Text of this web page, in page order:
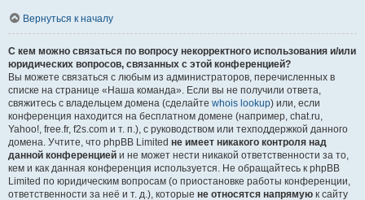
Вернуться к началу
С кем можно связаться по вопросу некорректного использования и/или
юридических вопросов, связанных с этой конференцией?
Вы можете связаться с любым из администраторов, перечисленных в
списке на странице «Наша команда». Если вы не получили ответа,
свяжитесь с владельцем домена (сделайте whois lookup) или, если
конференция находится на бесплатном домене (например, chat.ru,
Yahoo!, free.fr, f2s.com и т. п.), с руководством или техподдержкой данного
домена. Учтите, что phpBB Limited не имеет никакого контроля над
данной конференцией и не может нести никакой ответственности за то,
кем и как данная конференция используется. Не обращайтесь к phpBB
Limited по юридическим вопросам (о приостановке работы конференции,
ответственности за неё и т. д.), которые не относятся напрямую к сайту